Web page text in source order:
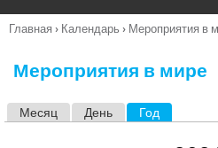
п
Вы
Главная › Календарь › Мероприятия в
Мероприятия в мире
Месяц День Год